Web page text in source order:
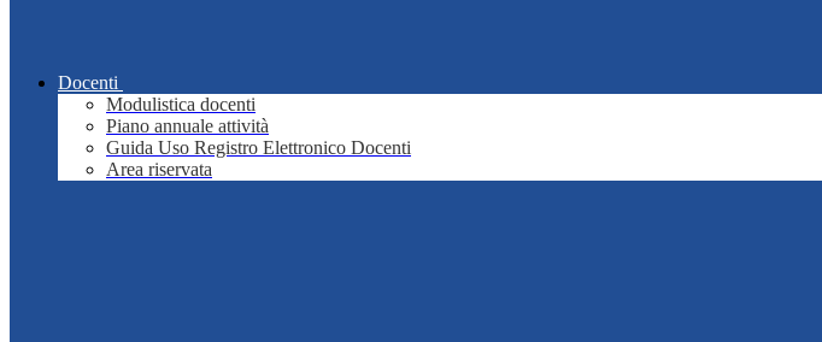
Docenti
Modulistica docenti
Piano annuale attività
Guida Uso Registro Elettronico Docenti
Area riservata